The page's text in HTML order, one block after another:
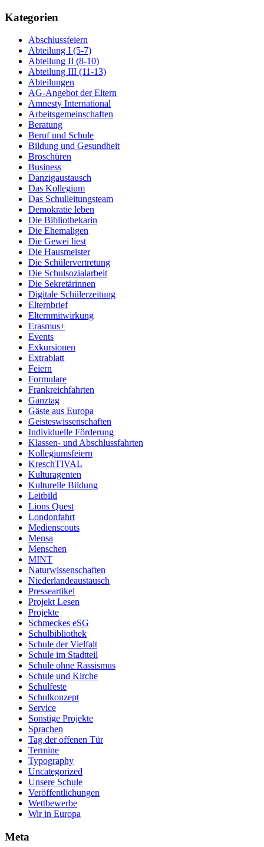
Kategorien
Abschlussfeiern
Abteilung I (5-7)
Abteilung II (8-10)
Abteilung III (11-13)
Abteilungen
AG-Angebot der Eltern
Amnesty International
Arbeitsgemeinschaften
Beratung
Beruf und Schule
Bildung und Gesundheit
Broschüren
Business
Danzigaustausch
Das Kollegium
Das Schulleitungsteam
Demokratie leben
Die Bibliothekarin
Die Ehemaligen
Die Gewei liest
Die Hausmeister
Die Schülervertretung
Die Schulsozialarbeit
Die Sekretärinnen
Digitale Schülerzeitung
Elternbrief
Elternmitwirkung
Erasmus+
Events
Exkursionen
Extrablatt
Feiern
Formulare
Frankreichfahrten
Ganztag
Gäste aus Europa
Geisteswissenschaften
Individuelle Förderung
Klassen- und Abschlussfahrten
Kollegiumsfeiern
KreschTIVAL
Kulturagenten
Kulturelle Bildung
Leitbild
Lions Quest
Londonfahrt
Medienscouts
Mensa
Menschen
MINT
Naturwissenschaften
Niederlandeaustausch
Presseartikel
Projekt Lesen
Projekte
Schmeckes eSG
Schulbibliothek
Schule der Vielfalt
Schule im Stadtteil
Schule ohne Rassismus
Schule und Kirche
Schulfeste
Schulkonzept
Service
Sonstige Projekte
Sprachen
Tag der offenen Tür
Termine
Typography
Uncategorized
Unsere Schule
Veröffentlichungen
Wettbewerbe
Wir in Europa
Meta